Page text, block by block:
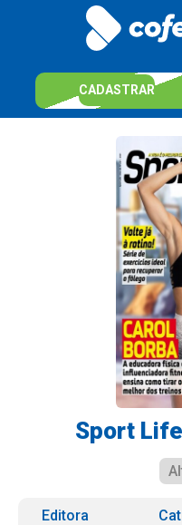
CADASTRAR
Sport
Editora